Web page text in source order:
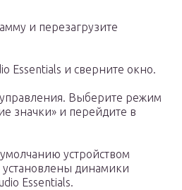
и перезагрузите
Essentials и сверните окно.
Выберите режим
значки» и перейдите в
устройством
динамики
Essentials.